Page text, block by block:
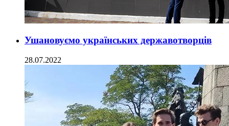
Ушановуємо українських державотворців
28.07.2022